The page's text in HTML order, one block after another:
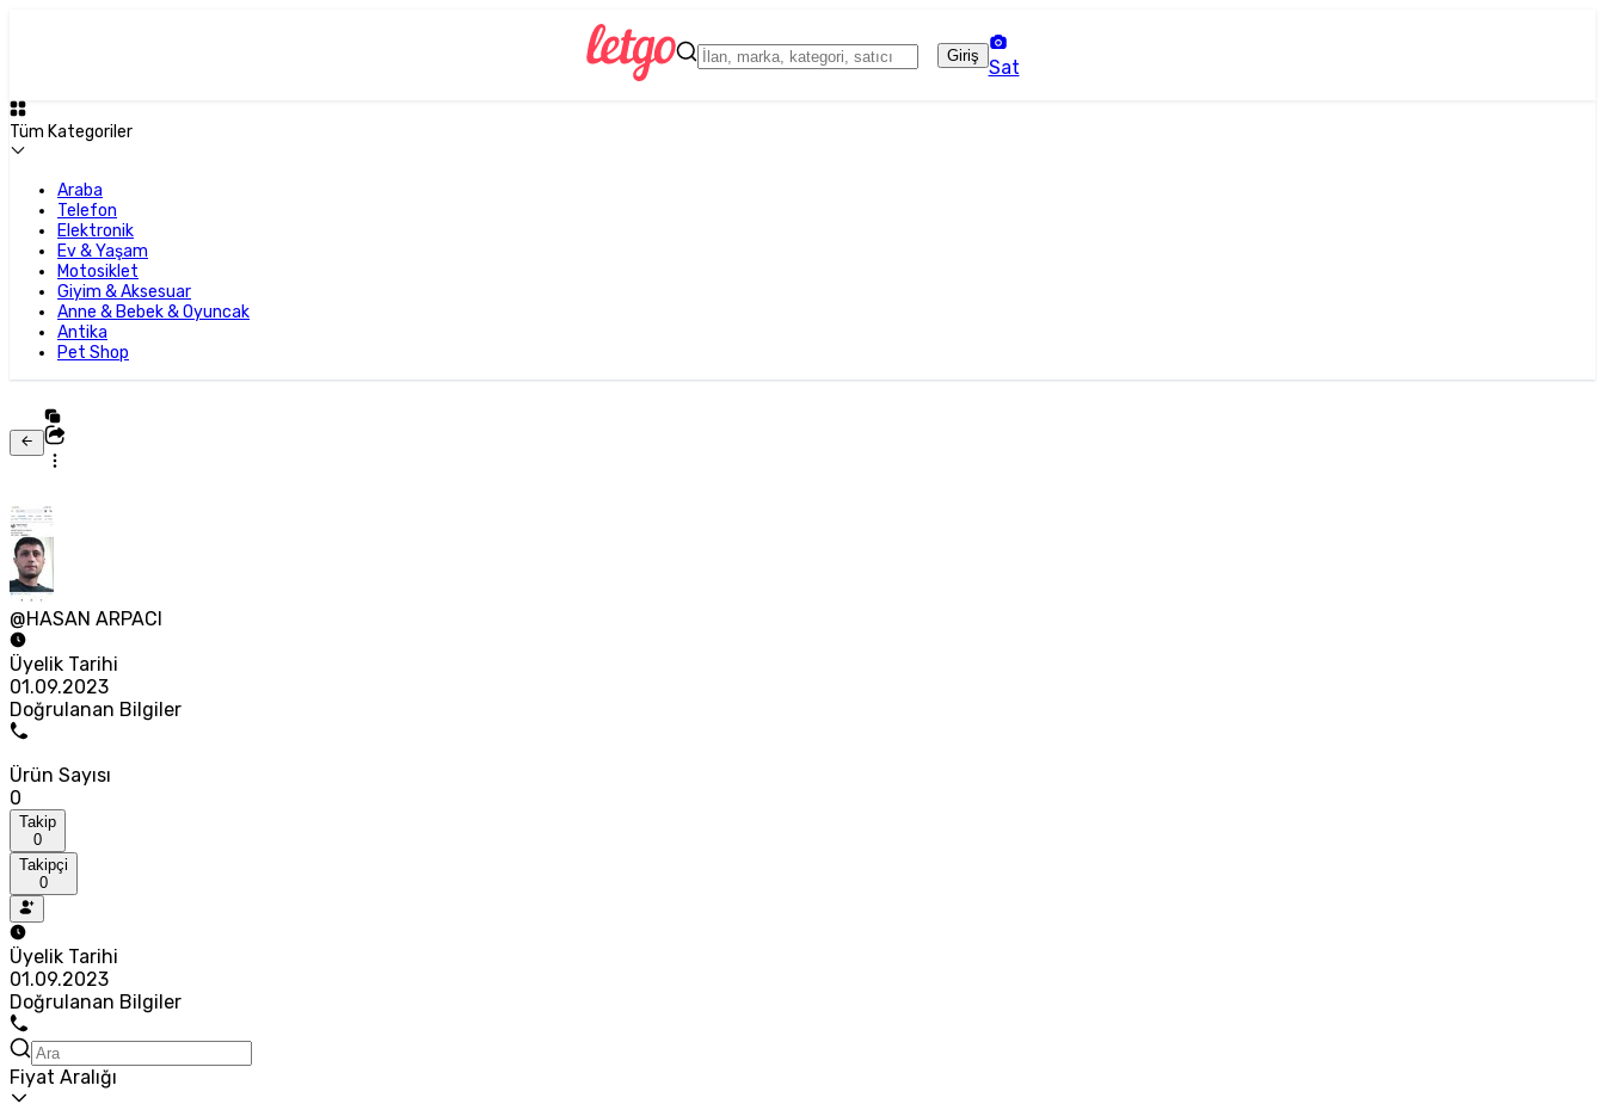
Giriş
Sat
Tüm Kategoriler
Araba
Telefon
Elektronik
Ev & Yaşam
Motosiklet
Giyim & Aksesuar
Anne & Bebek & Oyuncak
Antika
Pet Shop
@HASAN ARPACI
Üyelik Tarihi
01.09.2023
Doğrulanan Bilgiler
Ürün Sayısı
0
Takip
0
Takipçi
0
Üyelik Tarihi
01.09.2023
Doğrulanan Bilgiler
Fiyat Aralığı